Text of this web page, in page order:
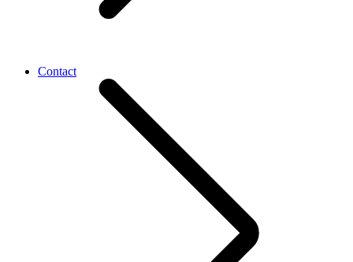
Contact